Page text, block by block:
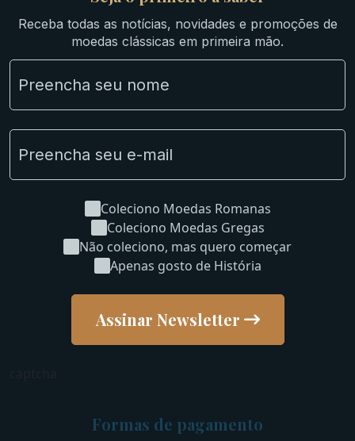
Ibéricas
Lotes Grandes
Material Numismático
NGC e NNC Encapsuladas
Novidades
Receba todas as notícias, novidades e promoções de
moedas clássicas em primeira mão.
Coleciono Moedas Romanas
Coleciono Moedas Gregas
Não coleciono, mas quero começar
Apenas gosto de História
Assinar Newsletter
Formas de pagamento